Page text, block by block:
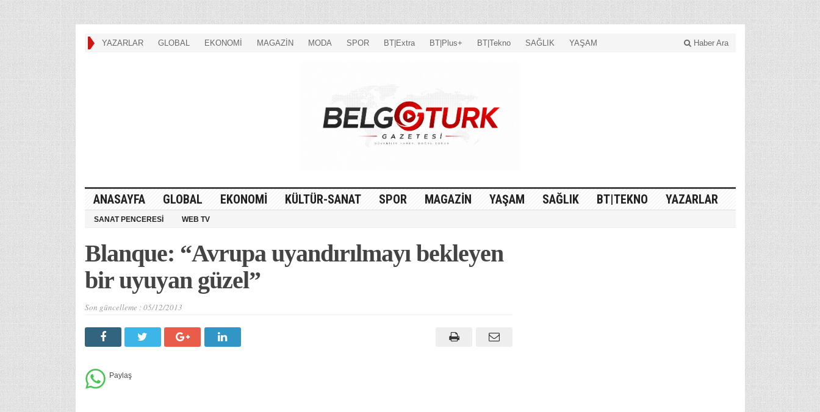
YAZARLAR GLOBAL EKONOMİ MAGAZİN MODA SPOR BT|Extra BT|Plus+ BT|Tekno SAĞLIK YAŞAM Haber Ara
ANASAYFA GLOBAL EKONOMİ KÜLTÜR-SANAT SPOR MAGAZİN YAŞAM SAĞLIK BT|TEKNO YAZARLAR
SANAT PENCERESİ WEB TV
Blanque: “Avrupa uyandırılmayı bekleyen
bir uyuyan güzel”
Son güncelleme :05/12/2013